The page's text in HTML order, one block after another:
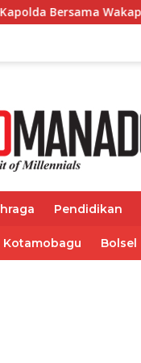
Wakapolda Hadiri
Pendidikan
Kotamobagu Bolsel